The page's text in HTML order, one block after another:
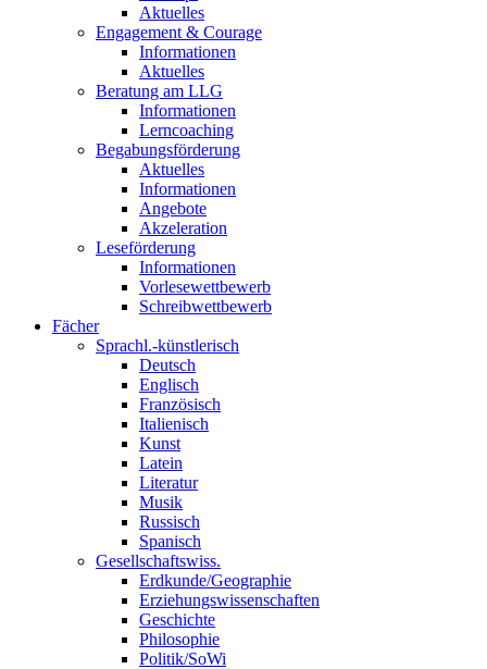
Aktuelles
Engagement & Courage
Informationen
Aktuelles
Beratung am LLG
Informationen
Lerncoaching
Begabungsförderung
Aktuelles
Informationen
Angebote
Akzeleration
Leseförderung
Informationen
Vorlesewettbewerb
Schreibwettbewerb
Fächer
Sprachl.-künstlerisch
Deutsch
Englisch
Französisch
Italienisch
Kunst
Latein
Literatur
Musik
Russisch
Spanisch
Gesellschaftswiss.
Erdkunde/Geographie
Erziehungswissenschaften
Geschichte
Philosophie
Politik/SoWi